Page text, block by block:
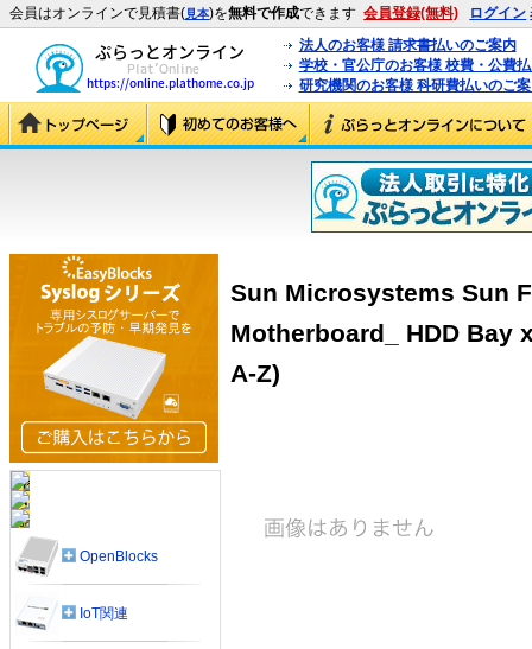
会員はオンラインで見積書(見本)を無料で作成できます 会員登録(無料) ログイン
法人のお客様 請求書払いのご案内
学校・官公庁のお客様 校費・公費
研究機関のお客様 科研費払いのご
Sun Microsystems Sun
Motherboard_ HDD Bay
A-Z)
OpenBlocks
IoT関連